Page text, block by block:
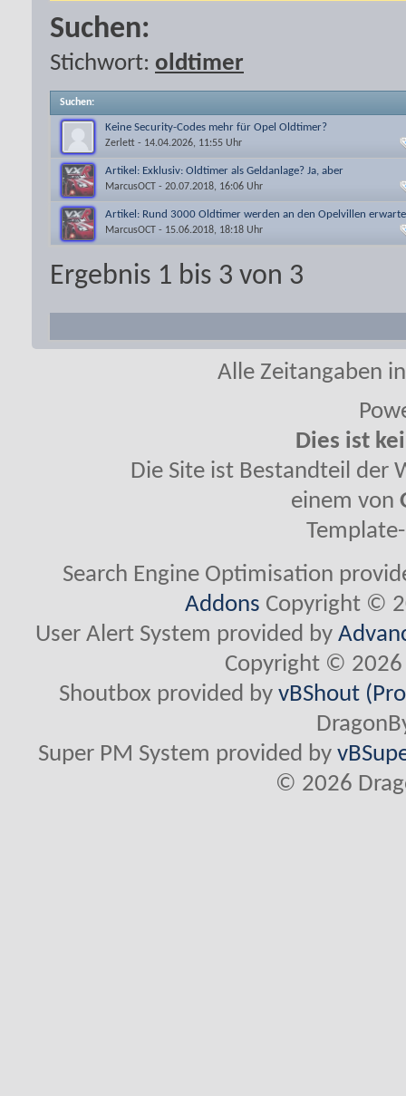
Suchen:
Stichwort: oldtimer
Suchen:
Keine Security-Codes mehr für Opel Oldtimer?
Zerlett - 14.04.2026, 11:55 Uhr
Artikel: Exklusiv: Oldtimer als Geldanlage? Ja, aber
MarcusOCT - 20.07.2018, 16:06 Uhr
Artikel: Rund 3000 Oldtimer werden an den Opelvillen
MarcusOCT - 15.06.2018, 18:18 Uhr
Ergebnis 1 bis 3 von 3
Alle Zeitangaben
Dies ist
Die Site ist Bestandteil der
einem von
Search Engine Optimisation
Addons Copyright ©
User Alert System provided by
Copyright © 2026
Shoutbox provided byvBShout
Super PM System provided by
© 2026